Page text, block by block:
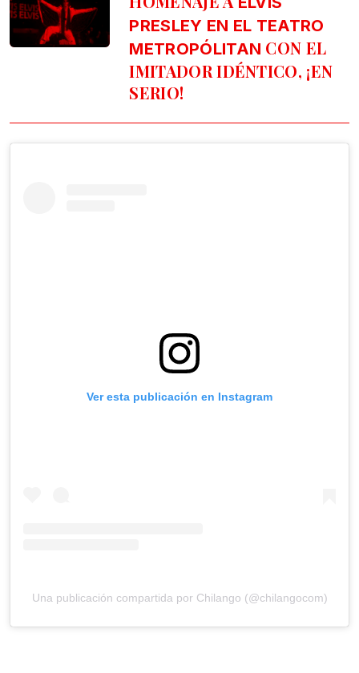
PRESLEY EN EL TEATRO
METROPÓLITAN CON EL
IMITADOR IDÉNTICO, ¡EN
SERIO!
Ver esta publicación en Instagram
Una publicación compartida por Chilango (@chilangocom)